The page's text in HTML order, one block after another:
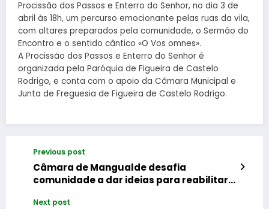
Procissão dos Passos e Enterro do Senhor, no dia 3 de
abril às 18h, um percurso emocionante pelas ruas da vila,
com altares preparados pela comunidade, o Sermão do
Encontro e o sentido cântico «O Vos omnes».
A Procissão dos Passos e Enterro do Senhor é
organizada pela Paróquia de Figueira de Castelo
Rodrigo, e conta com o apoio da Câmara Municipal e
Junta de Freguesia de Figueira de Castelo Rodrigo.
Previous post
Câmara de Mangualde desafia
comunidade a dar ideias para reabilitar
Next post